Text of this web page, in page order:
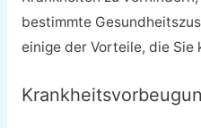
bestimmte
einige der Vorteile, die Sie